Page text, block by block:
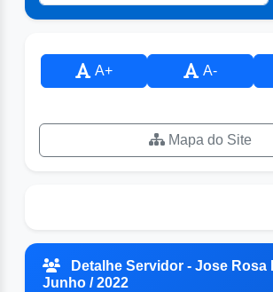
A+ A-
Mapa do Site
Detalhe Servidor - Jose Rosa
Junho / 2022